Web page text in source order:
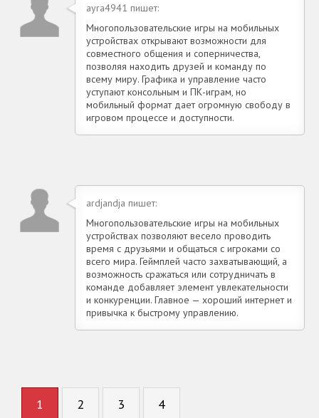
ayra4941 пишет:
Многопользовательские игры на мобильных
устройствах открывают возможности для
совместного общения и соперничества,
позволяя находить друзей и команду по
всему миру. Графика и управление часто
уступают консольным и ПК-играм, но
мобильный формат дает огромную свободу в
игровом процессе и доступности.
ardjandja пишет:
Многопользовательские игры на мобильных
устройствах позволяют весело проводить
время с друзьями и общаться с игроками со
всего мира. Геймплей часто захватывающий, а
возможность сражаться или сотрудничать в
команде добавляет элемент увлекательности
и конкуренции. Главное — хороший интернет и
привычка к быстрому управлению.
1 2 3 4